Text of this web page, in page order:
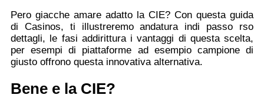
Pero giacche amare adatto la CIE? Con questa guida
di Casinos, ti illustreremo andatura indi passo rso
dettagli, le fasi addirittura i vantaggi di questa scelta,
per esempi di piattaforme ad esempio campione di
giusto offrono questa innovativa alternativa.
Bene e la CIE?